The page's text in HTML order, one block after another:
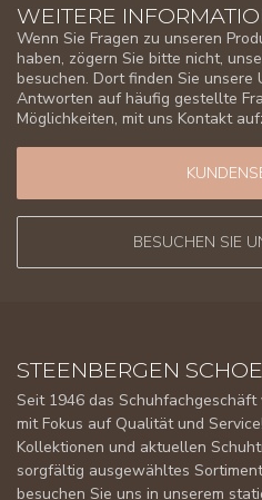
WEITERE
Wenn Sie Fragen zu unseren
haben, zögern Sie bitte nicht,
besuchen. Dort finden Sie unsere
Antworten auf häufig gestellte
Möglichkeiten, mit uns Kontakt
BESUCHEN SIE
STEENBERGEN
Seit 1946 das Schuhfachgeschäft
mit Fokus auf Qualität und
Kollektionen und aktuellen
sorgfältig ausgewähltes
besuchen Sie uns in unserem